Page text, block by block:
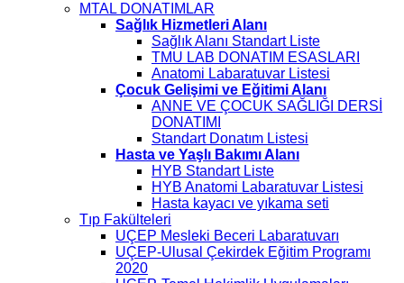
MTAL DONATIMLAR
Sağlık Hizmetleri Alanı
Sağlık Alanı Standart Liste
TMU LAB DONATIM ESASLARI
Anatomi Labaratuvar Listesi
Çocuk Gelişimi ve Eğitimi Alanı
ANNE VE ÇOCUK SAĞLIĞI DERSİ
DONATIMI
Standart Donatım Listesi
Hasta ve Yaşlı Bakımı Alanı
HYB Standart Liste
HYB Anatomi Labaratuvar Listesi
Hasta kayacı ve yıkama seti
Tıp Fakülteleri
UÇEP Mesleki Beceri Labaratuvarı
UÇEP-Ulusal Çekirdek Eğitim Programı
2020